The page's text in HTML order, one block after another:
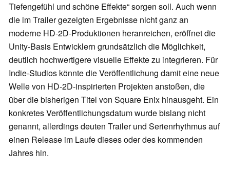
Tiefengefühl und schöne Effekte“ sorgen soll. Auch wenn
die im Trailer gezeigten Ergebnisse nicht ganz an
moderne HD-2D-Produktionen heranreichen, eröffnet die
Unity-Basis Entwicklern grundsätzlich die Möglichkeit,
deutlich hochwertigere visuelle Effekte zu integrieren. Für
Indie-Studios könnte die Veröffentlichung damit eine neue
Welle von HD-2D-inspirierten Projekten anstoßen, die
über die bisherigen Titel von Square Enix hinausgeht. Ein
konkretes Veröffentlichungsdatum wurde bislang nicht
genannt, allerdings deuten Trailer und Serienrhythmus auf
einen Release im Laufe dieses oder des kommenden
Jahres hin.